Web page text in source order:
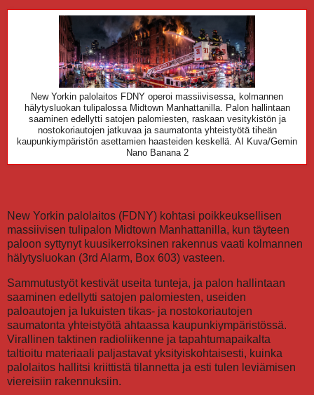
New Yorkin palolaitos FDNY operoi massiivisessa, kolmannen
hälytysluokan tulipalossa Midtown Manhattanilla. Palon hallintaan
saaminen edellytti satojen palomiesten, raskaan vesitykistön ja
nostokoriautojen jatkuvaa ja saumatonta yhteistyötä tiheän
kaupunkiympäristön asettamien haasteiden keskellä. AI Kuva/Gemin
Nano Banana 2
New Yorkin palolaitos (FDNY) kohtasi poikkeuksellisen
massiivisen tulipalon Midtown Manhattanilla, kun täyteen
paloon syttynyt kuusikerroksinen rakennus vaati kolmannen
hälytysluokan (3rd Alarm, Box 603) vasteen.
Sammutustyöt kestivät useita tunteja, ja palon hallintaan
saaminen edellytti satojen palomiesten, useiden
paloautojen ja lukuisten tikas- ja nostokoriautojen
saumatonta yhteistyötä ahtaassa kaupunkiympäristössä.
Virallinen taktinen radioliikenne ja tapahtumapaikalta
taltioitu materiaali paljastavat yksityiskohtaisesti, kuinka
palolaitos hallitsi kriittistä tilannetta ja esti tulen leviämisen
viereisiin rakennuksiin.